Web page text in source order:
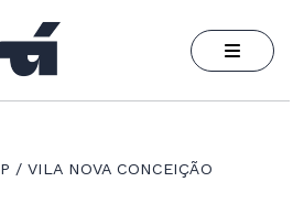
VILA NOVA CONCEIÇÃO